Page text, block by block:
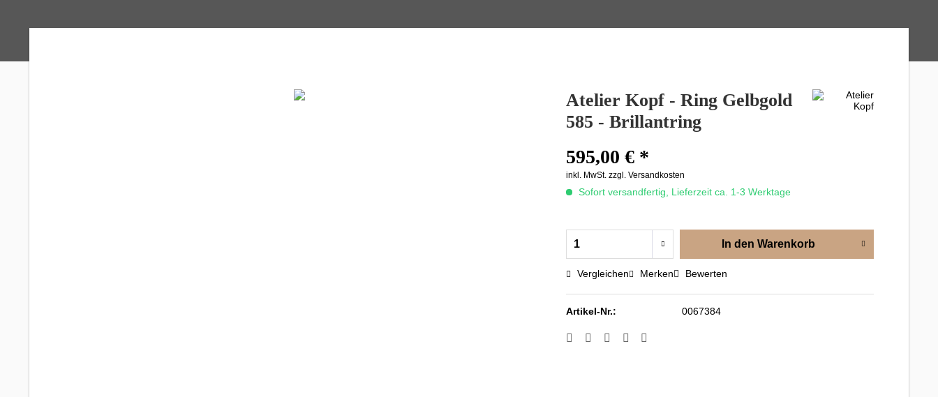
Atelier Kopf - Ring Gelbgold
585 - Brillantring
595,00 € *
inkl. MwSt.zzgl. Versandkosten
Sofort versandfertig, Lieferzeit ca. 1-3 Werktage
In den Warenkorb
Vergleichen Merken Bewerten
Artikel-Nr.: 0067384